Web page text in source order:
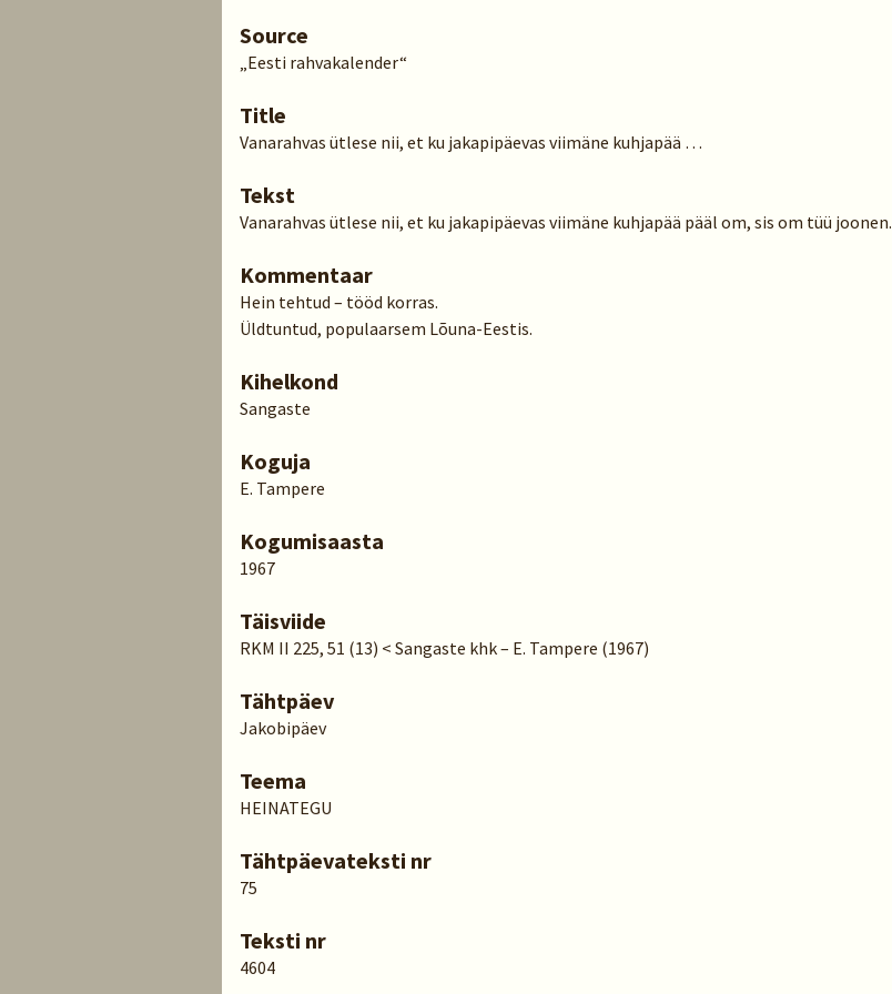
Source
„Eesti rahvakalender“
Title
Vanarahvas ütlese nii, et ku jakapipäevas viimäne kuhjapää …
Tekst
Vanarahvas ütlese nii, et ku jakapipäevas viimäne kuhjapää pääl om, sis om tüü joonen.
Kommentaar
Hein tehtud – tööd korras.
Üldtuntud, populaarsem Lõuna-Eestis.
Kihelkond
Sangaste
Koguja
E. Tampere
Kogumisaasta
1967
Täisviide
RKM II 225, 51 (13) < Sangaste khk – E. Tampere (1967)
Tähtpäev
Jakobipäev
Teema
HEINATEGU
Tähtpäevateksti nr
75
Teksti nr
4604